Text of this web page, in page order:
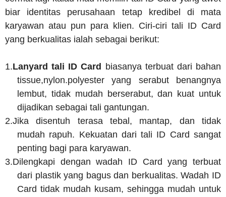
biar identitas perusahaan tetap kredibel di mata
karyawan atau pun para klien. Ciri-ciri tali ID Card
yang berkualitas ialah sebagai berikut:
1.Lanyard tali ID Card
biasanya terbuat dari bahan
tissue,nylon.polyester yang serabut benangnya
lembut, tidak mudah berserabut, dan kuat untuk
dijadikan sebagai tali gantungan.
2.Jika disentuh terasa tebal, mantap, dan tidak
mudah rapuh. Kekuatan dari tali ID Card sangat
penting bagi para karyawan.
3.Dilengkapi dengan wadah ID Card yang terbuat
dari plastik yang bagus dan berkualitas. Wadah ID
Card tidak mudah kusam, sehingga mudah untuk